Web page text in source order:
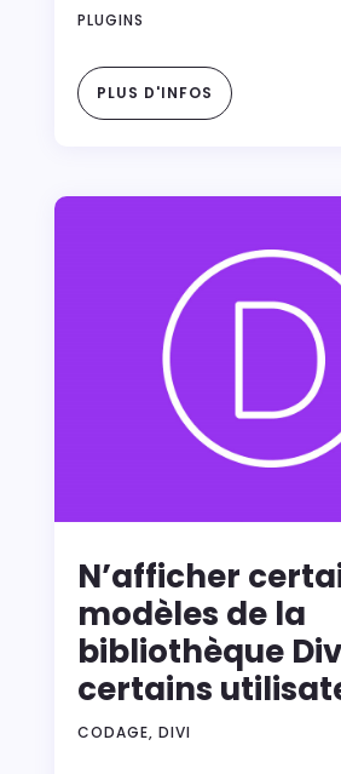
PLUGINS
PLUS D'INFOS
N’afficher
modèles de la
bibliothèque
certains
CODAGE, DIVI